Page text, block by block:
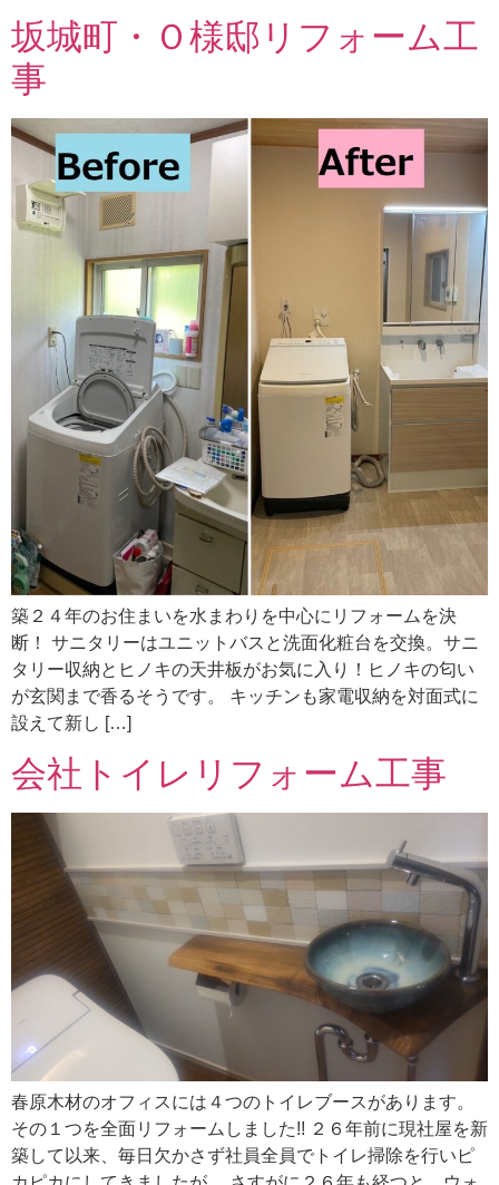
坂城町・Ｏ様邸リフォーム工
事
築２４年のお住まいを水まわりを中心にリフォームを決
断！ サニタリーはユニットバスと洗面化粧台を交換。サニ
タリー収納とヒノキの天井板がお気に入り！ヒノキの匂い
が玄関まで香るそうです。 キッチンも家電収納を対面式に
設えて新し […]
会社トイレリフォーム工事
春原木材のオフィスには４つのトイレブースがあります。
その１つを全面リフォームしました!! ２６年前に現社屋を新
築して以来、毎日欠かさず社員全員でトイレ掃除を行いピ